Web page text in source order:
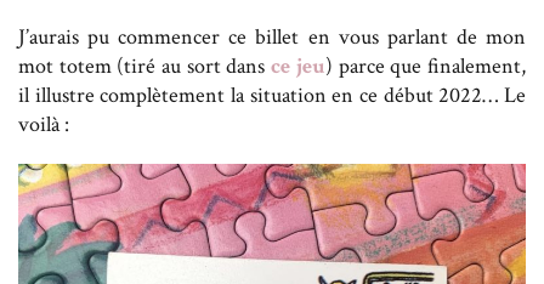
J’aurais pu commencer ce billet en vous parlant de mon
mot totem (tiré au sort dansce jeu) parce que finalement,
il illustre complètement la situation en ce début 2022… Le
voilà :